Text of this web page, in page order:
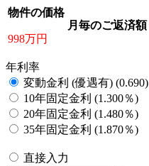
物件の価格
998万円
月毎のご返済額
年利率
変動金利 (優遇有) (0.690)
10年固定金利 (1.300％)
20年固定金利 (1.480％)
35年固定金利 (1.870％)
直接入力